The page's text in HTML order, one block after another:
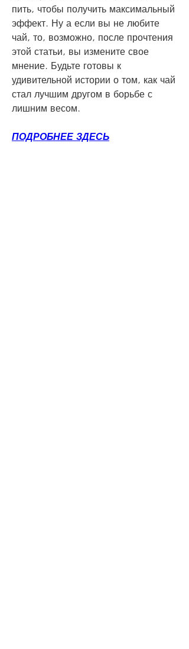
пить, чтобы получить максимальный
эффект. Ну а если вы не любите
чай, то, возможно, после прочтения
этой статьи, вы измените свое
мнение. Будьте готовы к
удивительной истории о том, как чай
стал лучшим другом в борьбе с
лишним весом.
ПОДРОБНЕЕ ЗДЕСЬ